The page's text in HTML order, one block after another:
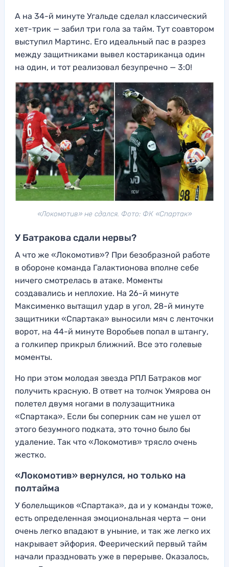
А на 34-й минуте Угальде сделал классический
хет-трик — забил три гола за тайм. Тут соавтором
выступил Мартинс. Его идеальный пас в разрез
между защитниками вывел костариканца один
на один, и тот реализовал безупречно — 3:0!
«Локомотив» не сдался. Фото: ФК «Спартак»
У Батракова сдали нервы?
А что же «Локомотив»? При безобразной работе
в обороне команда Галактионова вполне себе
ничего смотрелась в атаке. Моменты
создавались и неплохие. На 26-й минуте
Максименко вытащил удар в угол, 28-й минуте
защитники «Спартака» выносили мяч с ленточки
ворот, на 44-й минуте Воробьев попал в штангу,
а голкипер прикрыл ближний. Все это голевые
моменты.
Но при этом молодая звезда РПЛ Батраков мог
получить красную. В ответ на толчок Умярова он
полетел двумя ногами в полузащитника
«Спартака». Если бы соперник сам не ушел от
этого безумного подката, это точно было бы
удаление. Так что «Локомотив» трясло очень
жестко.
«Локомотив» вернулся, но только на
полтайма
У болельщиков «Спартака», да и у команды тоже,
есть определенная эмоциональная черта — они
очень легко впадают в уныние, и так же легко их
накрывает эйфория. Феерический первый тайм
начали праздновать уже в перерыве. Оказалось,